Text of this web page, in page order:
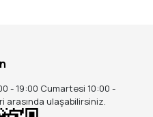
- 19:00 Cumartesi 10:00 -
arasında ulaşabilirsiniz.